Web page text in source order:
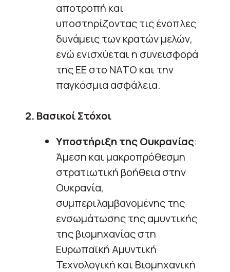
αποτροπή και
υποστηρίζοντας τις ένοπλες
δυνάμεις των κρατών μελών,
ενώ ενισχύεται η συνεισφορά
της ΕΕ στο ΝΑΤΟ και την
παγκόσμια ασφάλεια.
2. Βασικοί Στόχοι
Υποστήριξη της Ουκρανίας:
Άμεση και μακροπρόθεσμη
στρατιωτική βοήθεια στην
Ουκρανία,
συμπεριλαμβανομένης της
ενσωμάτωσης της αμυντικής
της βιομηχανίας στη
Ευρωπαϊκή Αμυντική
Τεχνολογική και Βιομηχανική